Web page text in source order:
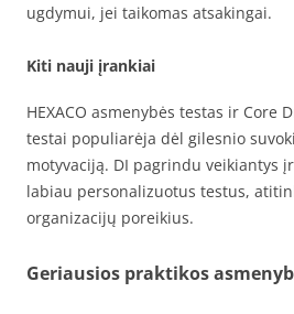
ugdymui, jei taikomas atsakingai.
Kiti nauji įrankiai
HEXACO asmenybės testas ir Core
testai populiarėja dėl gilesnio
motyvaciją. DI pagrindu veikiantys
labiau personalizuotus testus,
organizacijų poreikius.
Geriausios praktikos